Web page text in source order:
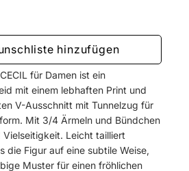
hinzufügen
für Damen ist ein
mit einem lebhaften Print und
V-Ausschnitt mit Tunnelzug für
Mit 3/4 Ärmeln und Bündchen
Leicht tailliert
die Figur auf eine subtile Weise,
Muster für einen fröhlichen